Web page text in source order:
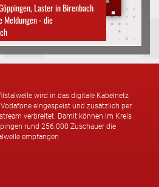
Laster in Birenbach
Meldungen - die
wird in das digitale Kabelnetz
eingespeist und zusätzlich per
verbreitet. Damit können im Kreis
rund 256.000 Zuschauer die
empfangen.